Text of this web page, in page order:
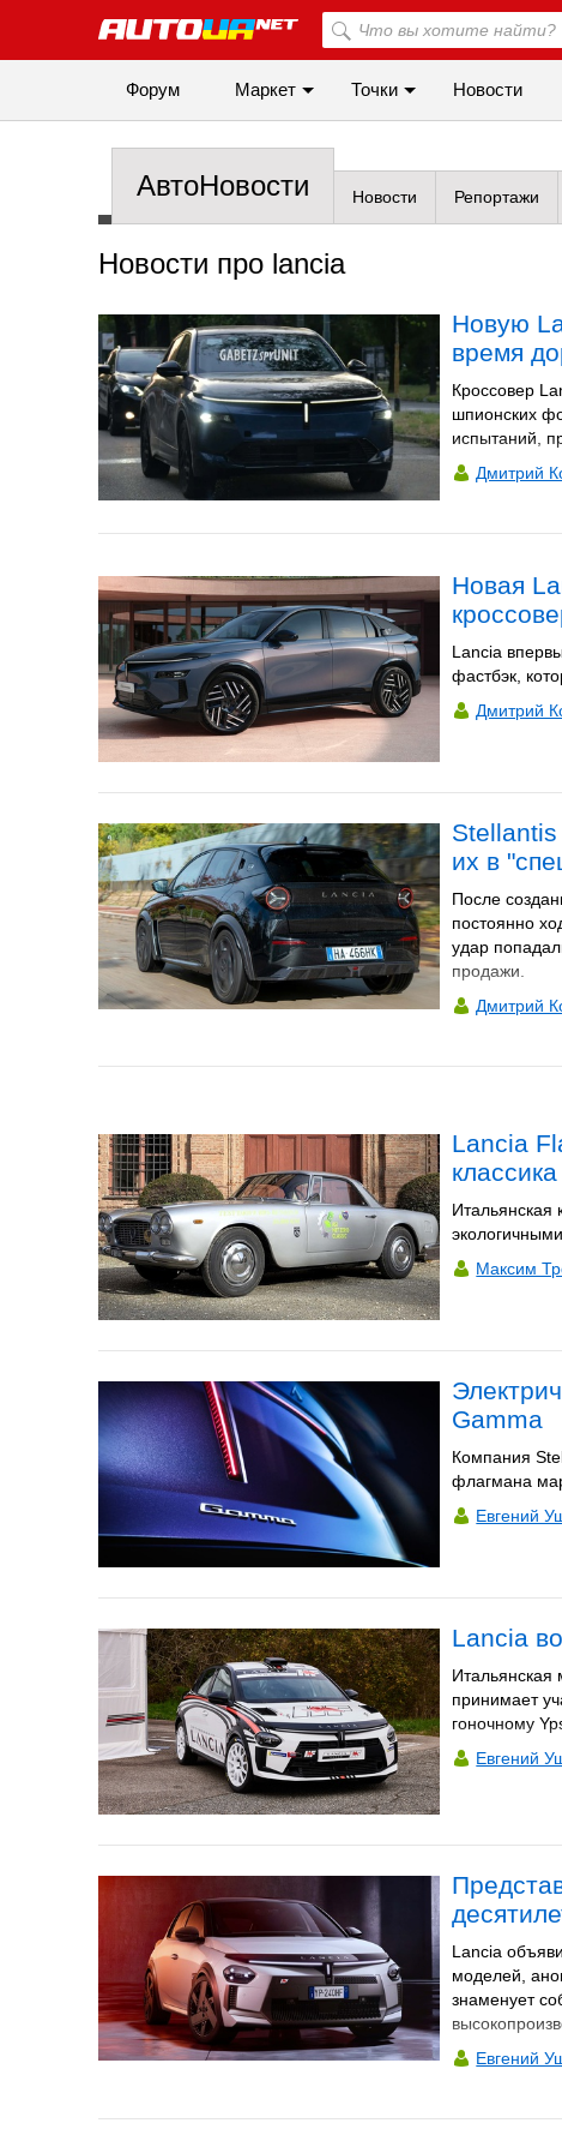
Форум Маркет Точки Новости
АвтоНовости Новости Репортажи
Новости про lancia
Новую
время
Кроссовер
шпионских
испытаний,
Дмитрий
Новая
Lancia
фастбэк,
Дмитрий
Stellantis
их в
После
постоянно
удар
продажи.
Дмитрий
Lancia
Итальянская
Максим
Gamma
Компания
флагмана
Евгений
Lancia
Итальянская
принимает
гоночному
Евгений
Lancia
моделей,
знаменует
Евгений